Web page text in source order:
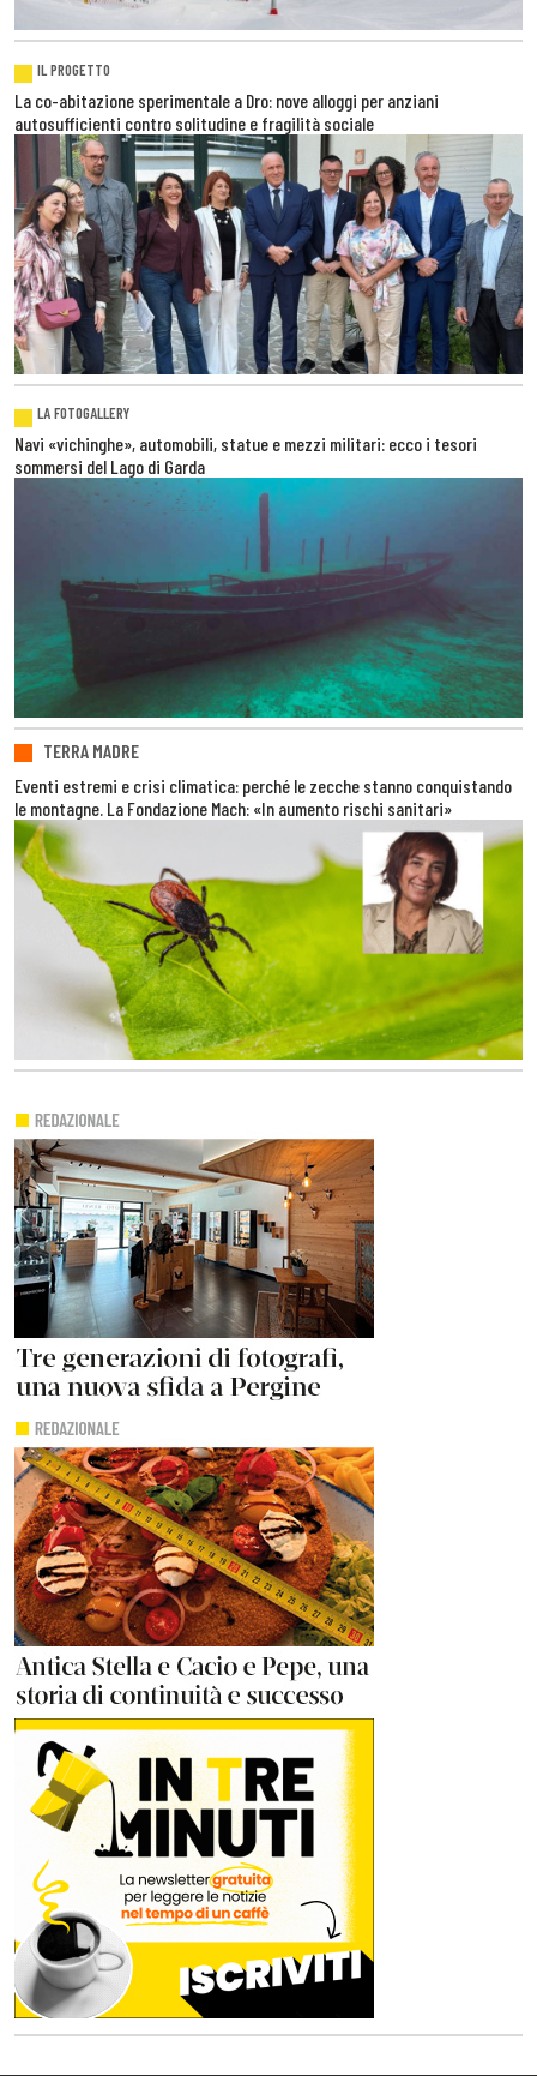
IL PROGETTO
La co-abitazione sperimentale a Dro: nove alloggi per anziani
autosufficienti contro solitudine e fragilità sociale
LA FOTOGALLERY
Navi «vichinghe», automobili, statue e mezzi militari: ecco i tesori
sommersi del Lago di Garda
TERRA MADRE
Eventi estremi e crisi climatica: perché le zecche stanno conquistando
le montagne. La Fondazione Mach: «In aumento rischi sanitari»